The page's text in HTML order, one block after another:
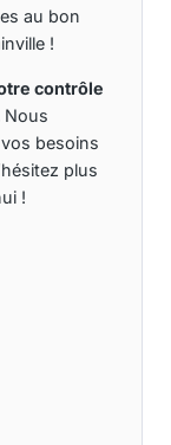
au bon
!
contrôle
Nous
besoins
plus
!